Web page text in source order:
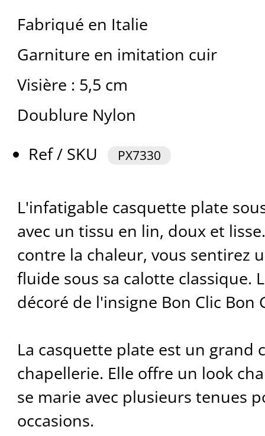
Fabriqué en Italie
Garniture en imitation cuir
Visière : 5,5 cm
Doublure Nylon
Ref / SKU
PX7330
L'infatigable casquette plate
avec un tissu en lin, doux et
contre la chaleur, vous sentirez
fluide sous sa calotte classique.
décoré de l'insigne Bon Clic Bon
La casquette plate est un grand
chapellerie. Elle offre un look
se marie avec plusieurs tenues
occasions.